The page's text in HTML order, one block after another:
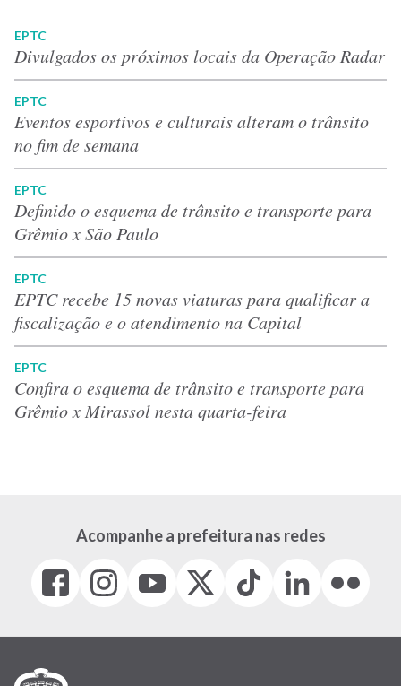
EPTC
Divulgados os próximos locais da Operação Radar
EPTC
Eventos esportivos e culturais alteram o trânsito
no fim de semana
EPTC
Definido o esquema de trânsito e transporte para
Grêmio x São Paulo
EPTC
EPTC recebe 15 novas viaturas para qualificar a
fiscalização e o atendimento na Capital
EPTC
Confira o esquema de trânsito e transporte para
Grêmio x Mirassol nesta quarta-feira
Acompanhe a prefeitura nas redes
Facebook
(link
em
janela)
Instagram
(link
em
(link
em
(Antigo
(link
Tiktok
(link
em
LinkedIn
(link
em
(link
em